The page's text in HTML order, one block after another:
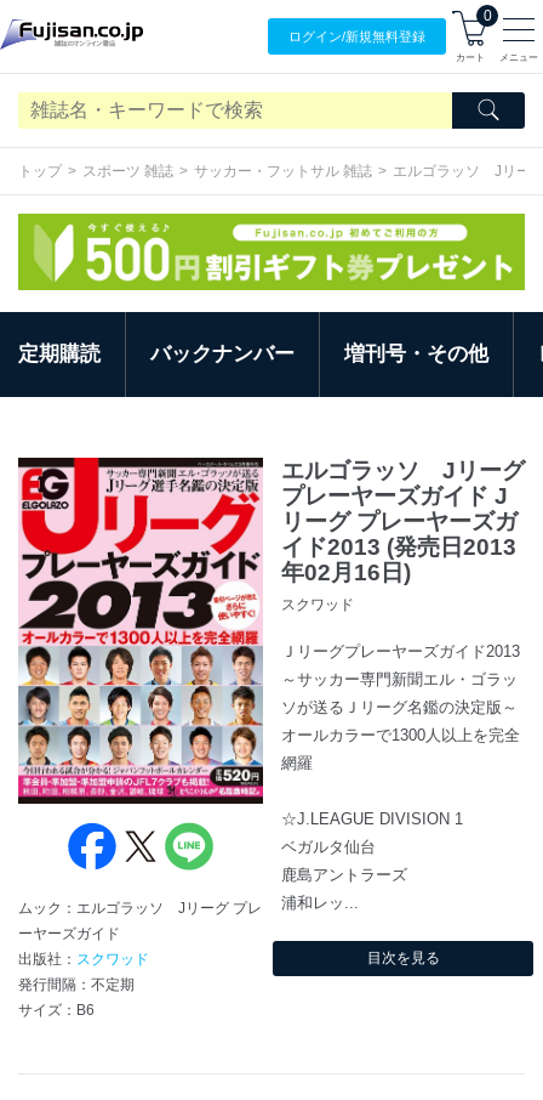
ログイン/新規無料登録
0
カート メニュー
トップ スポーツ 雑誌 サッカー・フットサル 雑誌 エルゴラッソ Jリー
定期購読 バックナンバー 増刊号・その他
ムック：エルゴラッソ Jリーグ プレ
ーヤーズガイド
出版社： スクワッド
発行間隔：不定期
サイズ：B6
エルゴラッソ Jリーグ
プレーヤーズガイド J
リーグ プレーヤーズガ
イド2013 (発売日2013
年02月16日)
スクワッド
Ｊリーグプレーヤーズガイド2013
～サッカー専門新聞エル・ゴラッ
ソが送るＪリーグ名鑑の決定版～
オールカラーで1300人以上を完全
網羅
☆J.LEAGUE DIVISION 1
ベガルタ仙台
鹿島アントラーズ
浦和レッ...
目次を見る